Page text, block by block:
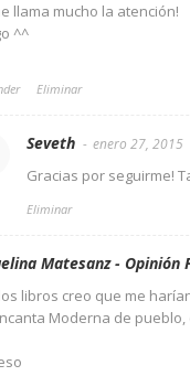
llama mucho la atención!
^^
Eliminar
Seveth enero 27, 2015
Gracias por seguirme!
Eliminar
Matesanz - Opinión
libros creo que me
Moderna de